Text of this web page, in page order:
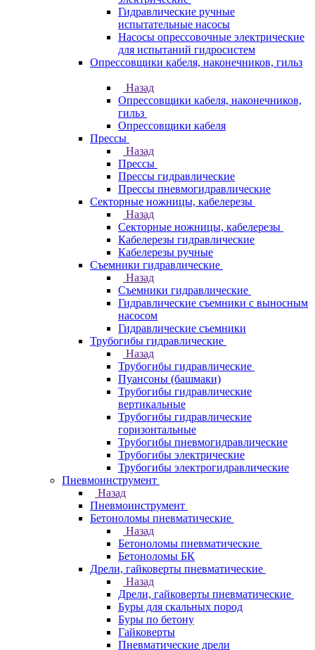
Гидравлические ручные
испытательные насосы
Насосы опрессовочные электрические
для испытаний гидросистем
Опрессовщики кабеля, наконечников, гильз
Назад
Опрессовщики кабеля, наконечников,
гильз
Опрессовщики кабеля
Прессы
Назад
Прессы
Прессы гидравлические
Прессы пневмогидравлические
Секторные ножницы, кабелерезы
Назад
Секторные ножницы, кабелерезы
Кабелерезы гидравлические
Кабелерезы ручные
Съемники гидравлические
Назад
Съемники гидравлические
Гидравлические cъемники с выносным
насосом
Гидравлические съемники
Трубогибы гидравлические
Назад
Трубогибы гидравлические
Пуансоны (башмаки)
Трубогибы гидравлические
вертикальные
Трубогибы гидравлические
горизонтальные
Трубогибы пневмогидравлические
Трубогибы электрические
Трубогибы электрогидравлические
Пневмоинструмент
Назад
Пневмоинструмент
Бетоноломы пневматические
Назад
Бетоноломы пневматические
Бетоноломы БК
Дрели, гайковерты пневматические
Назад
Дрели, гайковерты пневматические
Буры для скальных пород
Буры по бетону
Гайковерты
Пневматические дрели